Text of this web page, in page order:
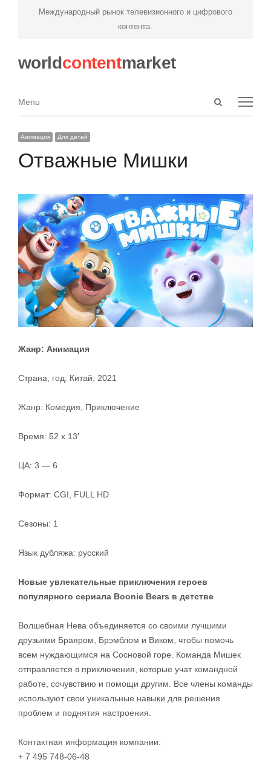
Международный рынок телевизионного и цифрового
контента.
worldcontentmarket
Open
Menu
Menu
Анимация Для детей
Отважные Мишки
Жанр: Анимация
Страна, год: Китай, 2021
Жанр: Комедия, Приключение
Время: 52 x 13′
ЦА: 3 — 6
Формат: CGI, FULL HD
Сезоны: 1
Язык дубляжа: русский
Новые увлекательные приключения героев
популярного сериала Boonie Bears в детстве
Волшебная Нева объединяется со своими лучшими
друзьями Браяром, Брэмблом и Виком, чтобы помочь
всем нуждающимся на Сосновой горе. Команда Мишек
отправляется в приключения, которые учат командной
работе, сочувствию и помощи другим. Все члены команды
используют свои уникальные навыки для решения
проблем и поднятия настроения.
Контактная информация компании:
+ 7 495 748-06-48